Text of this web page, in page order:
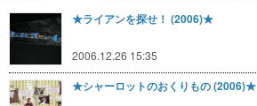
★ライアンを探せ！ (2006)★
2006.12.26 15:35
★シャーロットのおくりもの (2006)★